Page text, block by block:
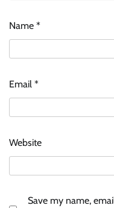
Name *
Email *
Website
Save my name,